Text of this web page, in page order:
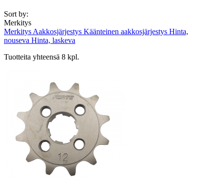
Sort by:
Merkitys
Merkitys Aakkosjärjestys Käänteinen aakkosjärjestys Hinta,
nouseva Hinta, laskeva
Tuotteita yhteensä 8 kpl.